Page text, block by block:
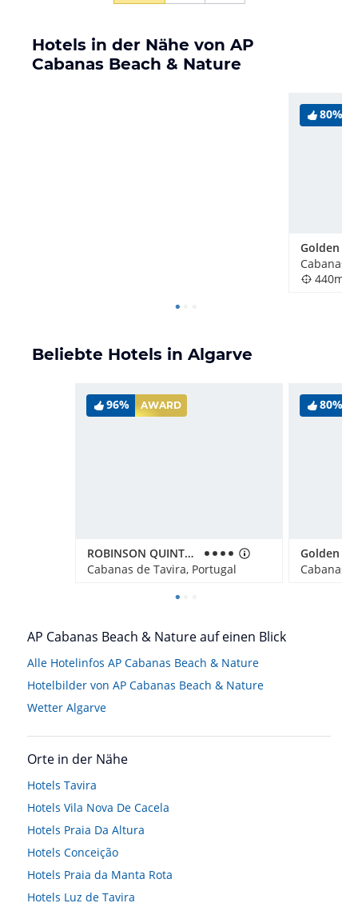
Hotels in der Nähe von AP
Cabanas Beach & Nature
80%
Cabanas
440m
Beliebte Hotels in Algarve
96% AWARD
ROBINSON QUINTA DA RIA
Cabanas de Tavira, Portugal
80%
Cabanas
AP Cabanas Beach & Nature auf einen Blick
Alle Hotelinfos AP Cabanas Beach & Nature
Hotelbilder von AP Cabanas Beach & Nature
Wetter Algarve
Orte in der Nähe
Hotels Tavira
Hotels Vila Nova De Cacela
Hotels Praia Da Altura
Hotels Conceição
Hotels Praia da Manta Rota
Hotels Luz de Tavira